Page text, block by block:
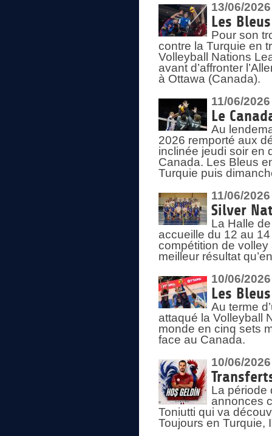
13/06/2026
Les
Pour son
contre la Turquie en
Volleyball Nations
avant d’affronter
à Ottawa (Canada).
11/06/2026
Le
Au
2026 remporté aux
inclinée jeudi soir en
Canada. Les Bleus
Turquie puis
11/06/2026
Silver
La Halle
accueille du 12 au
compétition de
meilleur résultat
10/06/2026
Les
Au terme
attaqué la Volleyball
monde en cinq sets
face au Canada.
10/06/2026
La période
annonces
Toniutti qui va
Toujours en Turquie,